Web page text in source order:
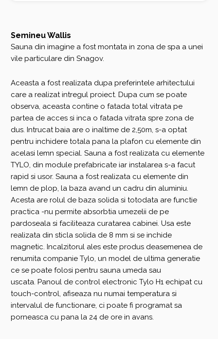
Semineu Wallis
Sauna din imagine a fost montata in zona de spa a unei
vile particulare din Snagov.
Aceasta a fost realizata dupa preferintele arhitectului
care a realizat intregul proiect. Dupa cum se poate
observa, aceasta contine o fatada total vitrata pe
partea de acces si inca o fatada vitrata spre zona de
dus. Intrucat baia are o inaltime de 2,50m, s-a optat
pentru inchidere totala pana la plafon cu elemente din
acelasi lemn special. Sauna a fost realizata cu elemente
TYLO, din module prefabricate iar instalarea s-a facut
rapid si usor. Sauna a fost realizata cu elemente din
lemn de plop, la baza avand un cadru din aluminiu.
Acesta are rolul de baza solida si totodata are functie
practica -nu permite absorbtia umezelii de pe
pardoseala si faciliteaza curatarea cabinei. Usa este
realizata din sticla solida de 8 mm si se inchide
magnetic. Incalzitorul ales este produs deasemenea de
renumita companie Tylo, un model de ultima generatie
ce se poate folosi pentru sauna umeda sau
uscata. Panoul de control electronic Tylo H1 echipat cu
touch-control, afiseaza nu numai temperatura si
intervalul de functionare, ci poate fi programat sa
porneasca cu pana la 24 de ore in avans.